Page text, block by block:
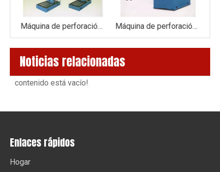
Máquina de perforación y fresado ZX50 Máquina de perforación ZXB5150
Noticias relacionadas
contenido está vacío!
Enlaces rápidos
Hogar